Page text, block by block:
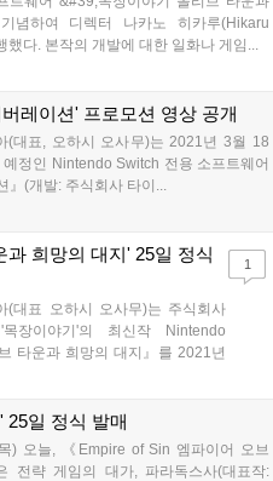
념하여 디렉터 나카노 히카루(Hikaru
했다. 본작의 개발에 대한 일화나 게임...
레이션' 프로모션 영상 공개
(대표, 오하시 오사무)는 2021년 3월 18
정인 Nintendo Switch 전용 소프트웨어
』(개발: 주식회사 타이...
희망의 대지' 25일 정식
(대표 오하시 오사무)는 주식회사
장이야기'의 최신작 Nintendo
타운과 희망의 대지』를 2021년
1
일 정식 발매
) 오늘, 《Empire of Sin 엠파이어 오브
전략 게임의 대가, 파라독스사(대표작: